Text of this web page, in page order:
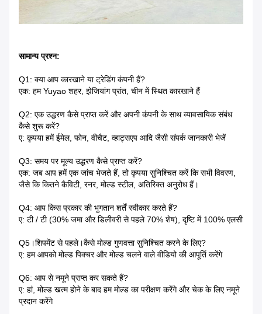
सामान्य प्रश्न:
Q1: क्या आप कारखाने या ट्रेडिंग कंपनी हैं?
एक: हम Yuyao शहर, झेजियांग प्रांत, चीन में स्थित कारखाने हैं
Q2: एक उद्धरण कैसे प्राप्त करें और अपनी कंपनी के साथ व्यावसायिक संबंध
कैसे शुरू करें?
ए: कृपया हमें ईमेल, फोन, वीचैट, व्हाट्सएप आदि जैसी संपर्क जानकारी भेजें
Q3: समय पर मूल्य उद्धरण कैसे प्राप्त करें?
एक: जब आप हमें एक जांच भेजते हैं, तो कृपया सुनिश्चित करें कि सभी विवरण,
जैसे कि कितने कैविटी, रनर, मोल्ड स्टील, अतिरिक्त अनुरोध हैं।
Q4: आप किस प्रकार की भुगतान शर्तें स्वीकार करते हैं?
ए: टी / टी (30% जमा और डिलीवरी से पहले 70% शेष), दृष्टि में 100% एलसी
Q5।शिपमेंट से पहले।कैसे मोल्ड गुणवत्ता सुनिश्चित करने के लिए?
ए: हम आपको मोल्ड पिक्चर और मोल्ड चलने वाले वीडियो की आपूर्ति करेंगे
Q6: आप से नमूने प्राप्त कर सकते हैं?
ए: हां, मोल्ड खत्म होने के बाद हम मोल्ड का परीक्षण करेंगे और चेक के लिए नमूने
प्रदान करेंगे